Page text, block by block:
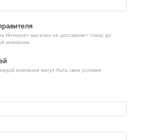
Интернет магазин не доставляет товар до
компании.
компании могут быть свои условия